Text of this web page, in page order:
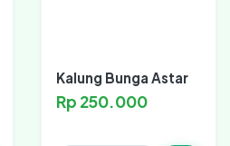
Kalung Bunga Astar
Rp 250.000